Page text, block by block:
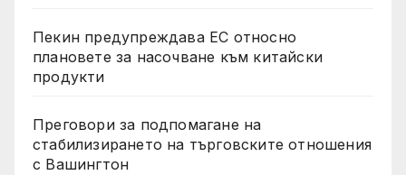
Пекин предупреждава ЕС относно
плановете за насочване към китайски
продукти
Преговори за подпомагане на
стабилизирането на търговските отношения
с Вашингтон